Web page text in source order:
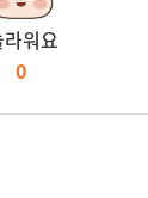
워요
0